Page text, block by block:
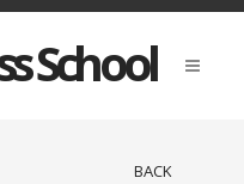
School
BACK